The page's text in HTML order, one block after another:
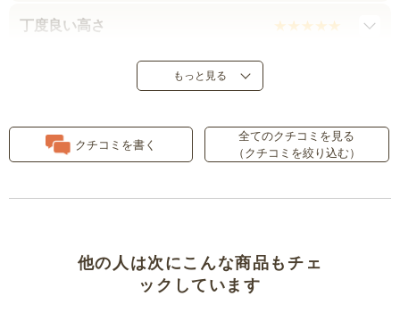
丁度良い高さ
もっと見る
クチコミを書く
全てのクチコミを見る
（クチコミを絞り込む）
他の人は次にこんな商品もチェ
ックしています